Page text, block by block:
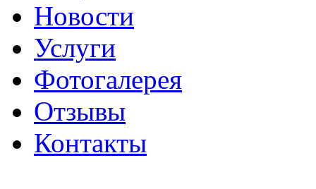
Новости
Услуги
Фотогалерея
Отзывы
­Контакты